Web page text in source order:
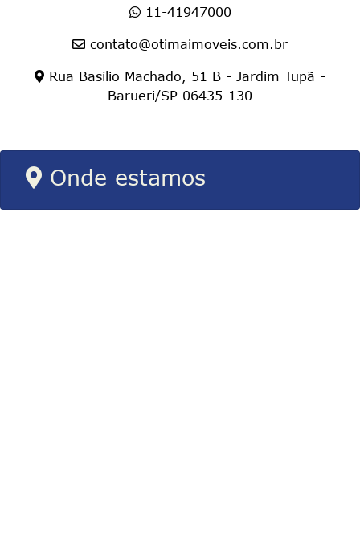
11-41947000
contato@otimaimoveis.com.br
Rua Basílio Machado, 51 B - Jardim Tupã -
Barueri/SP 06435-130
Onde estamos